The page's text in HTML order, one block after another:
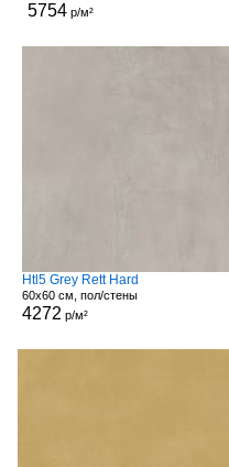
5754 р/м²
Htl5 Grey Rett Hard
60x60 см, пол/стены
4272 р/м²